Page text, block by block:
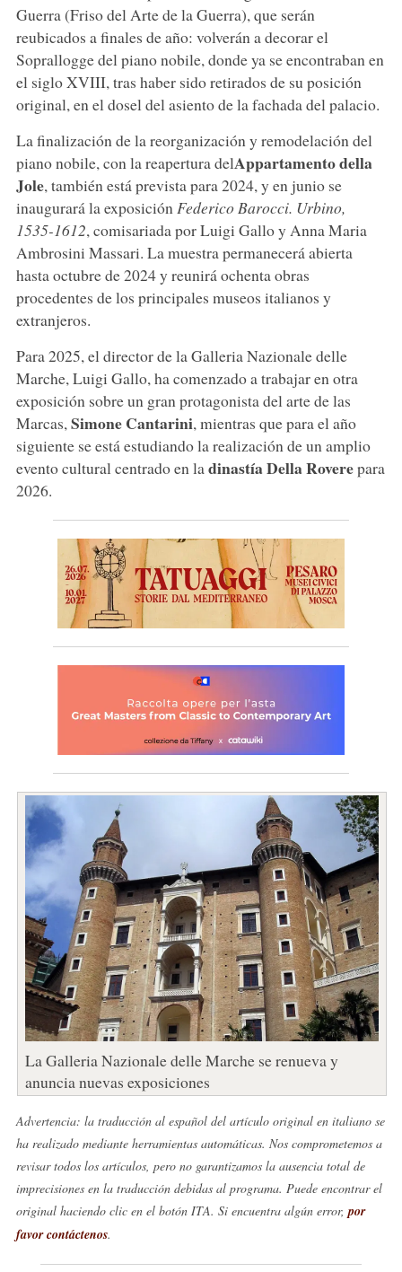
Guerra (Friso del Arte de la Guerra), que serán
reubicados a finales de año: volverán a decorar el
Soprallogge del piano nobile, donde ya se encontraban en
el siglo XVIII, tras haber sido retirados de su posición
original, en el dosel del asiento de la fachada del palacio.
La finalización de la reorganización y remodelación del
piano nobile, con la reapertura delAppartamento della
Jole, también está prevista para 2024, y en junio se
inaugurará la exposición Federico Barocci. Urbino,
1535-1612, comisariada por Luigi Gallo y Anna Maria
Ambrosini Massari. La muestra permanecerá abierta
hasta octubre de 2024 y reunirá ochenta obras
procedentes de los principales museos italianos y
extranjeros.
Para 2025, el director de la Galleria Nazionale delle
Marche, Luigi Gallo, ha comenzado a trabajar en otra
exposición sobre un gran protagonista del arte de las
Marcas, SimoneCantarini, mientras que para el año
siguiente se está estudiando la realización de un amplio
evento cultural centrado en la dinastía Della Roverepara
2026.
La Galleria Nazionale delle Marche se renueva y
anuncia nuevas exposiciones
Advertencia: la traducción al español del artículo original en italiano se
ha realizado mediante herramientas automáticas. Nos comprometemos a
revisar todos los artículos, pero no garantizamos la ausencia total de
imprecisiones en la traducción debidas al programa. Puede encontrar el
original haciendo clic en el botón ITA. Si encuentra algún error, por
favor contáctenos.